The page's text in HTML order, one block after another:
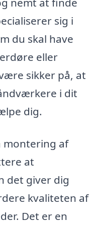
sig i
du skal have
eller
sikker på, at
i dit
dig.
montering af
at
det giver dig
kvaliteten af
Det er en